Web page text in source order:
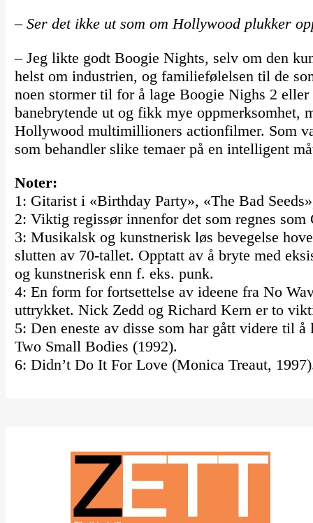
– Ser det ikke ut som om Hollywood plukker
– Jeg likte godt Boogie Nights, selv om den
helst om industrien, og familiefølelsen til de
noen stormer til for å lage Boogie Nighs 2 eller
banebrytende ut og fikk mye oppmerksomhet,
Hollywood multimillioners actionfilmer. Som
som behandler slike temaer på en intelligent
Noter:
1: Gitarist i «Birthday Party», «The Bad
2: Viktig regissør innenfor det som regnes som
3: Musikalsk og kunstnerisk løs bevegelse
slutten av 70-tallet. Opptatt av å bryte med
og kunstnerisk enn f. eks. punk.
4: En form for fortsettelse av ideene fra No
uttrykket. Nick Zedd og Richard Kern er to
5: Den eneste av disse som har gått videre til
Two Small Bodies (1992).
6: Didn’t Do It For Love (Monica Treaut,